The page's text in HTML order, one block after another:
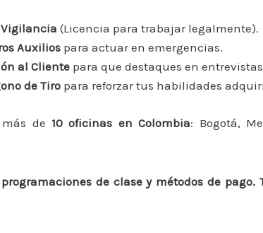
(Licencia para trabajar legalmente).
Auxilios para actuar en emergencias.
al Cliente para que destaques en
de Tiro para reforzar tus habilidades
de 10 oficinas en Colombia: Bogotá,
de clase y métodos de